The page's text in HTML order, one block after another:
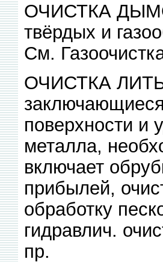
ОЧИСТКА
твёрдых и
См.
ОЧИСТКА
поверхности и
металла,
включает
прибылей,
обработку
гидравлич.
пр.